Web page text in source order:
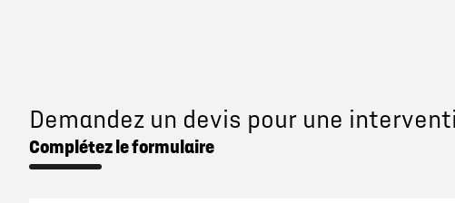
Demandez un devis pour une
Complétez le formulaire